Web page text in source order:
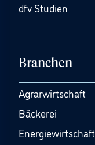
dfv Studien
Branchen
Agrarwirtschaft
Bäckerei
Energiewirtschaft